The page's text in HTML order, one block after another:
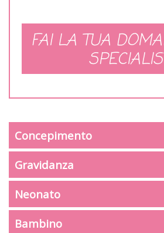
FAI LA TUA
Concepimento
Gravidanza
Neonato
Bambino